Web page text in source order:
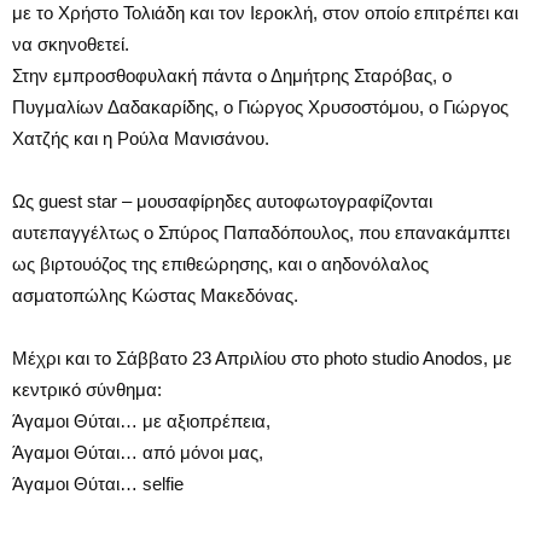
με το Χρήστο Τολιάδη και τον Ιεροκλή, στον οποίο επιτρέπει και
να σκηνοθετεί.
Στην εμπροσθοφυλακή πάντα ο Δημήτρης Σταρόβας, ο
Πυγμαλίων Δαδακαρίδης, ο Γιώργος Χρυσοστόμου, ο Γιώργος
Χατζής και η Ρούλα Μανισάνου.
Ως guest star – μουσαφίρηδες αυτοφωτογραφίζονται
αυτεπαγγέλτως ο Σπύρος Παπαδόπουλος, που επανακάμπτει
ως βιρτουόζος της επιθεώρησης, και ο αηδονόλαλος
ασματοπώλης Κώστας Μακεδόνας.
Μέχρι και το Σάββατο 23 Απριλίου στο photo studio Anodos, με
κεντρικό σύνθημα:
Άγαμοι Θύται… με αξιοπρέπεια,
Άγαμοι Θύται… από μόνοι μας,
Άγαμοι Θύται… selfie